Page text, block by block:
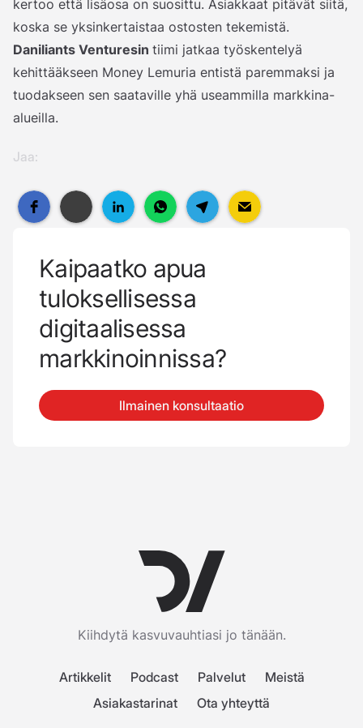
kertoo että lisäosa on suosittu. Asiakkaat pitävät siitä,
koska se yksinkertaistaa ostosten tekemistä.
Daniliants Venturesin tiimi jatkaa työskentelyä
kehittääkseen Money Lemuria entistä paremmaksi ja
tuodakseen sen saataville yhä useammilla markkina-
alueilla.
Jaa:
Kaipaatko apua
tuloksellisessa
digitaalisessa
markkinoinnissa?
Ilmainen konsultaatio
Kiihdytä kasvuvauhtiasi jo tänään.
Artikkelit Podcast Palvelut
Meistä
Asiakastarinat
Ota yhteyttä